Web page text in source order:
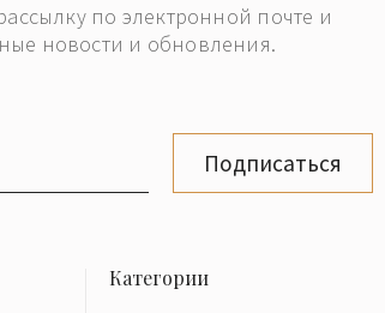
по электронной почте и
новости и обновления.
Подписаться